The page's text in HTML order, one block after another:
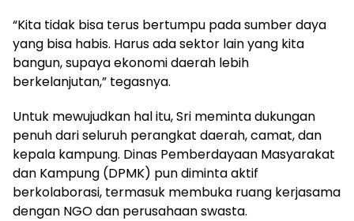
“Kita tidak bisa terus bertumpu pada sumber daya
yang bisa habis. Harus ada sektor lain yang kita
bangun, supaya ekonomi daerah lebih
berkelanjutan,” tegasnya.
Untuk mewujudkan hal itu, Sri meminta dukungan
penuh dari seluruh perangkat daerah, camat, dan
kepala kampung. Dinas Pemberdayaan Masyarakat
dan Kampung (DPMK) pun diminta aktif
berkolaborasi, termasuk membuka ruang kerjasama
dengan NGO dan perusahaan swasta.